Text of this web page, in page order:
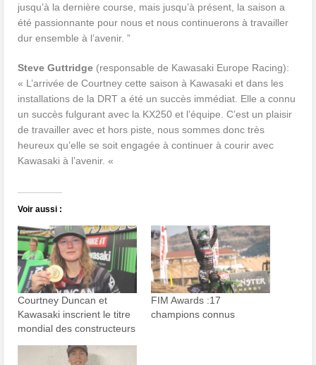
jusqu’à la dernière course, mais jusqu’à présent, la saison a
été passionnante pour nous et nous continuerons à travailler
dur ensemble à l’avenir. ”
Steve Guttridge (responsable de Kawasaki Europe Racing):
« L’arrivée de Courtney cette saison à Kawasaki et dans les
installations de la DRT a été un succès immédiat. Elle a connu
un succès fulgurant avec la KX250 et l’équipe. C’est un plaisir
de travailler avec et hors piste, nous sommes donc très
heureux qu’elle se soit engagée à continuer à courir avec
Kawasaki à l’avenir. «
Voir aussi :
Courtney Duncan et
Kawasaki inscrient le titre
mondial des constructeurs
FIM Awards :17
champions connus